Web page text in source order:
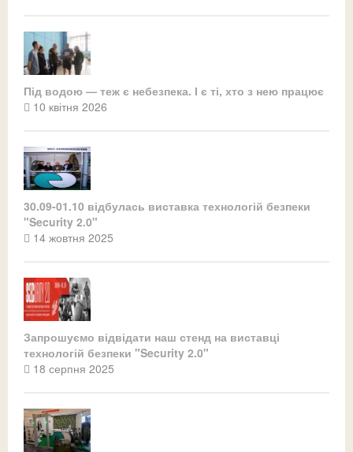
Під водою — теж є небезпека. І є ті, хто з нею працює
10 квітня 2026
30.09-01.10 відбулась виставка технологій безпеки
"Security 2.0"
14 жовтня 2025
Запрошуємо відвідати наш стенд на виставці
технологій безпеки "Security 2.0"
18 серпня 2025